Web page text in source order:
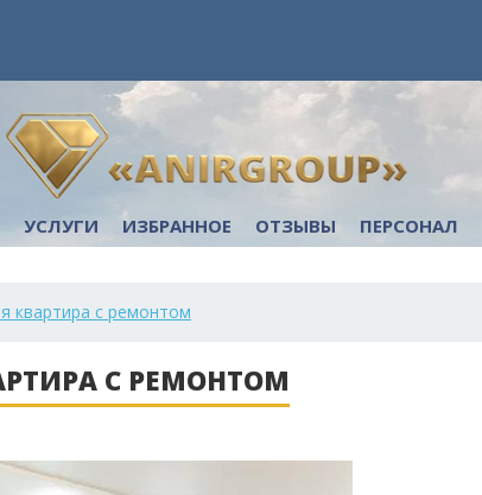
УСЛУГИ ИЗБРАННОЕ ОТЗЫВЫ ПЕРСОНАЛ
квартира с ремонтом
С РЕМОНТОМ